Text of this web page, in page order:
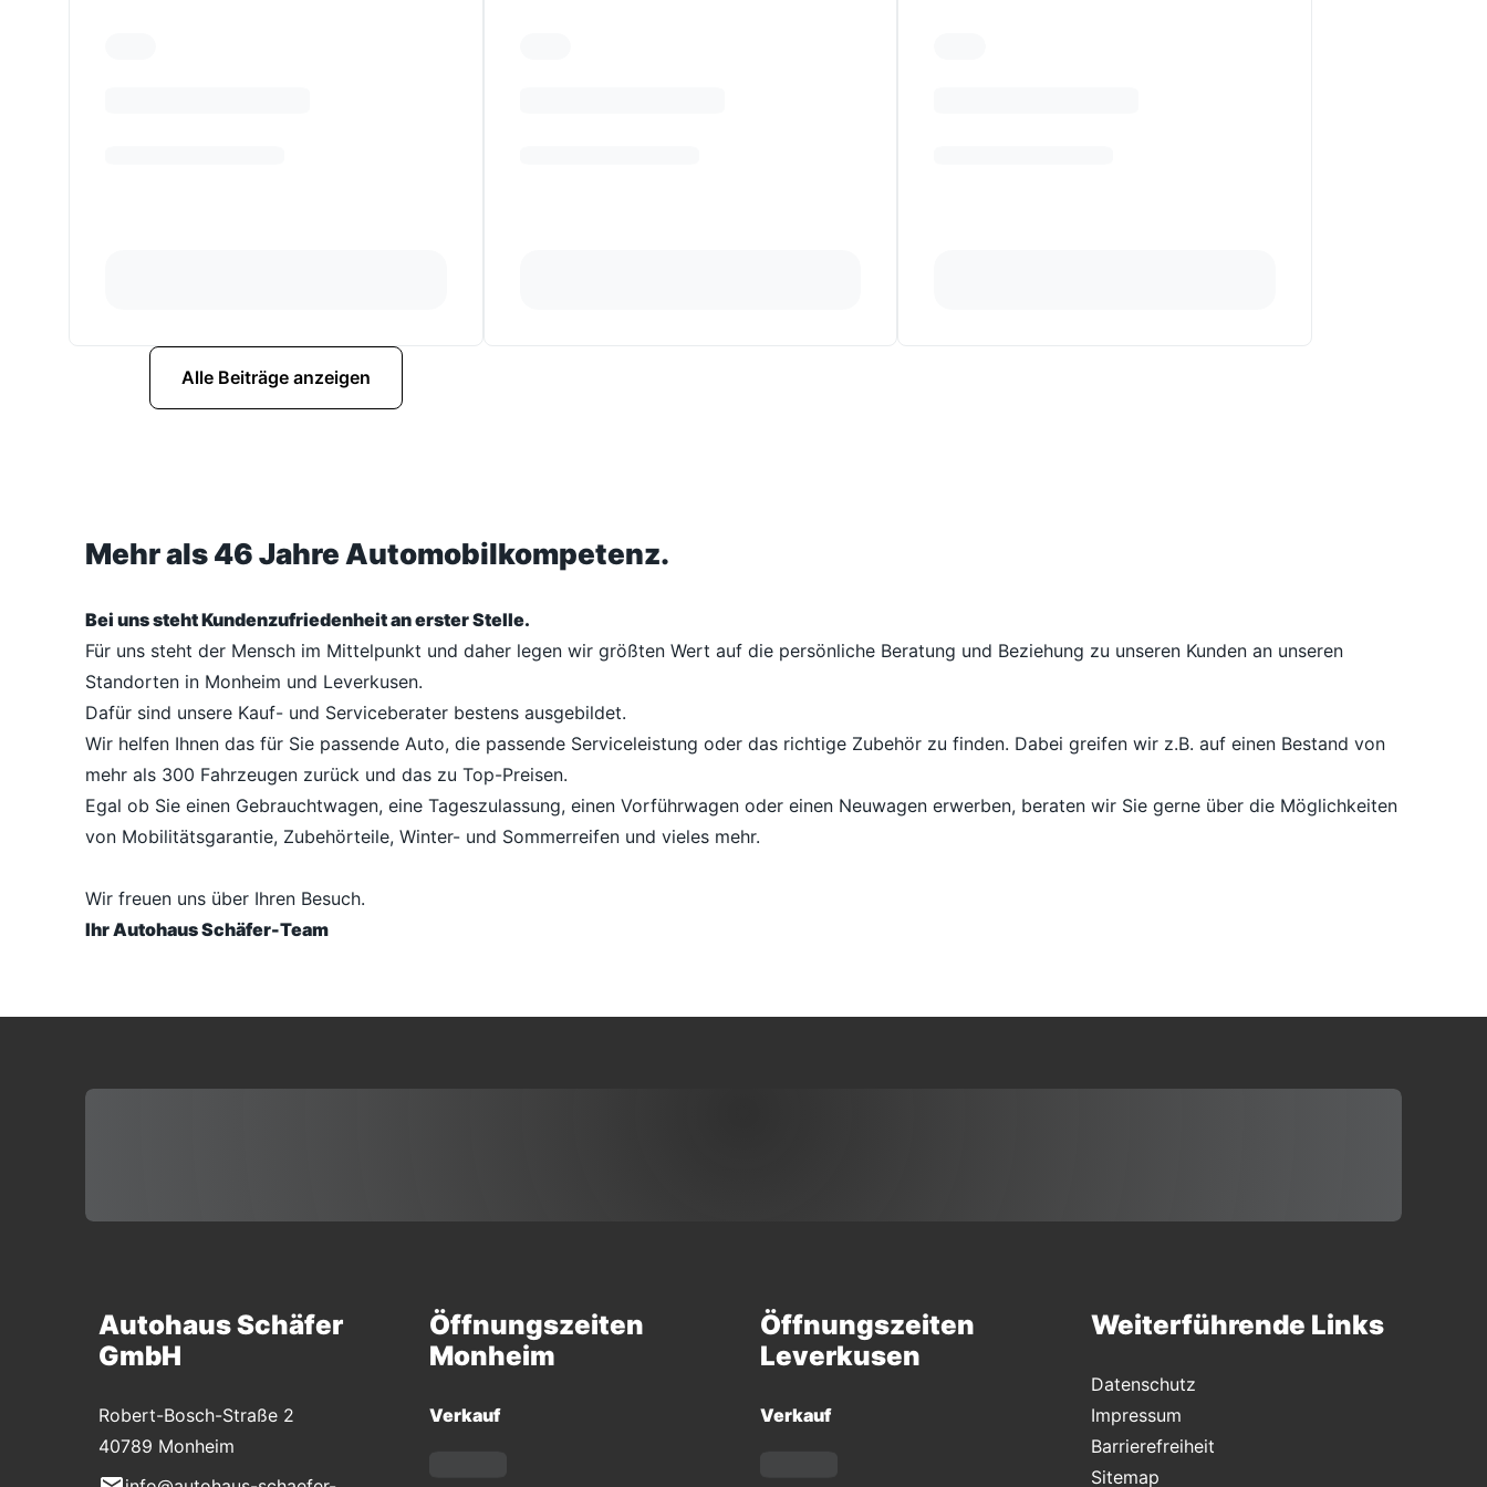
Alle Beiträge anzeigen
Mehr als 46 Jahre Automobilkompetenz.
Bei uns steht Kundenzufriedenheit an erster Stelle.
Für uns steht der Mensch im Mittelpunkt und daher legen wir größten Wert auf die persönliche Beratung und Beziehung zu unseren Kunden an unseren
Standorten in Monheim und Leverkusen.
Dafür sind unsere Kauf- und Serviceberater bestens ausgebildet.
Wir helfen Ihnen das für Sie passende Auto, die passende Serviceleistung oder das richtige Zubehör zu finden. Dabei greifen wir z.B. auf einen Bestand von
mehr als 300 Fahrzeugen zurück und das zu Top-Preisen.
Egal ob Sie einen Gebrauchtwagen, eine Tageszulassung, einen Vorführwagen oder einen Neuwagen erwerben, beraten wir Sie gerne über die Möglichkeiten
von Mobilitätsgarantie, Zubehörteile, Winter- und Sommerreifen und vieles mehr.
Wir freuen uns über Ihren Besuch.
Ihr Autohaus Schäfer-Team
Autohaus Schäfer
GmbH
Robert-Bosch-Straße 2
40789 Monheim
Öffnungszeiten
Monheim
Verkauf
Öffnungszeiten
Leverkusen
Verkauf
Weiterführende Links
Datenschutz
Impressum
Barrierefreiheit
Sitemap